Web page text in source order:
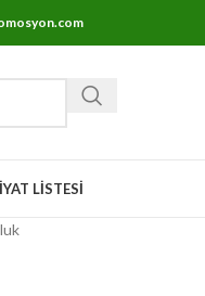
LİSTESİ